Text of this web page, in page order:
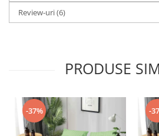
Review-uri(6)
PRODUSE
-37% -